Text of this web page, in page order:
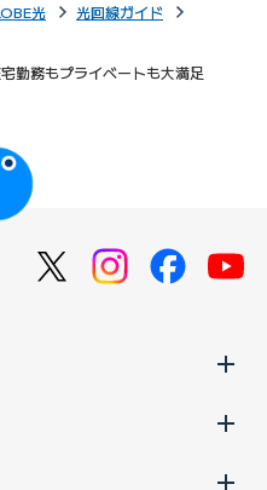
光
光回線ガイド
勤務もプライベートも大満足
のページ